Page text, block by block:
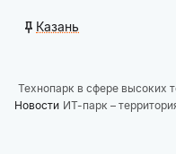
Казань
Технопарк в сфере высоких
Новости ИТ-парк –